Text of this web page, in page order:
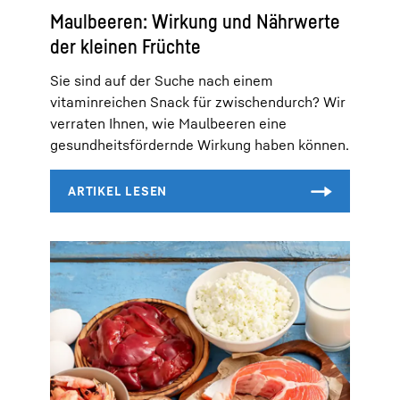
Maulbeeren: Wirkung und Nährwerte
der kleinen Früchte
Sie sind auf der Suche nach einem
vitaminreichen Snack für zwischendurch? Wir
verraten Ihnen, wie Maulbeeren eine
gesundheitsfördernde Wirkung haben können.